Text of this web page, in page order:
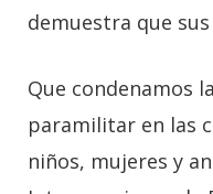
demuestra que
Que condenamos
paramilitar en las
niños, mujeres y